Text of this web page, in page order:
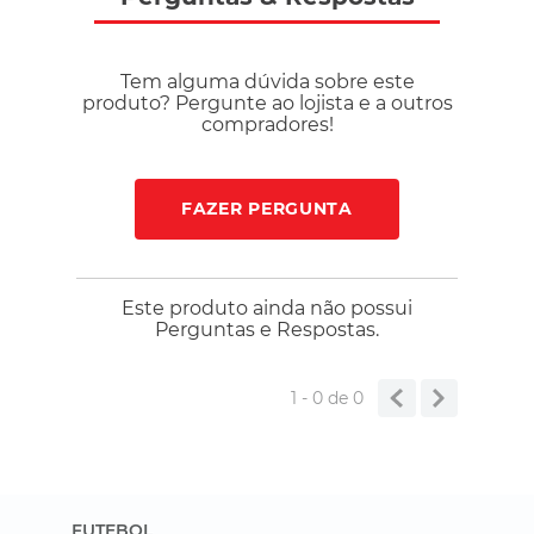
Tem alguma dúvida sobre este
produto? Pergunte ao lojista e a outros
compradores!
FAZER PERGUNTA
Este produto ainda não possui
Perguntas e Respostas.
1 - 0de 0